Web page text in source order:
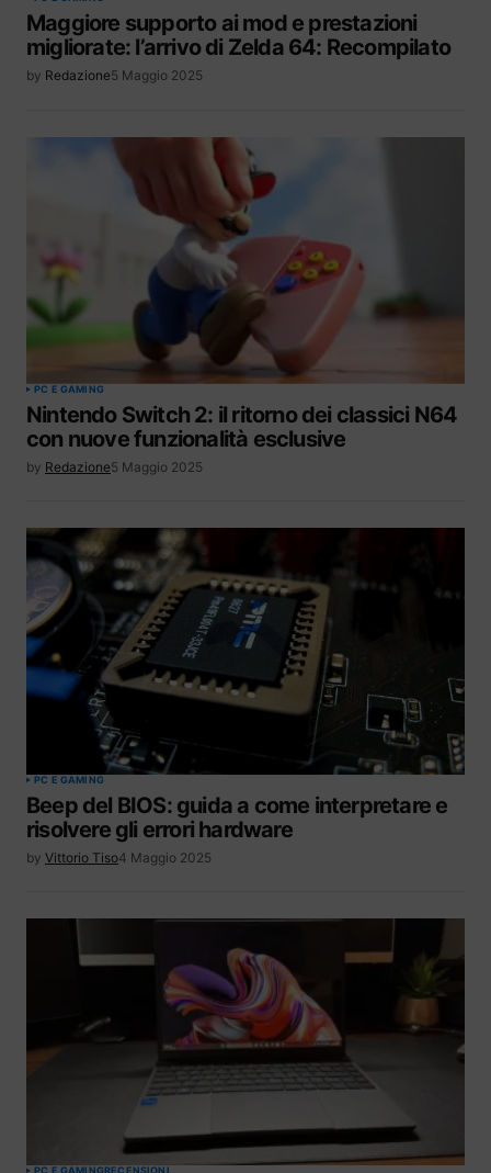
Maggiore supporto ai mod e prestazioni
migliorate: l’arrivo di Zelda 64: Recompilato
by Redazione5 Maggio 2025
PC E GAMING
Nintendo Switch 2: il ritorno dei classici N64
con nuove funzionalità esclusive
by Redazione5 Maggio 2025
PC E GAMING
Beep del BIOS: guida a come interpretare e
risolvere gli errori hardware
by Vittorio Tiso4 Maggio 2025
PC E GAMINGRECENSIONI